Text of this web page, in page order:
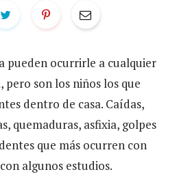
pueden ocurrirle a cualquier
son los niños los que
dentro de casa. Caídas,
quemaduras, asfixia, golpes
que más ocurren con
algunos estudios.